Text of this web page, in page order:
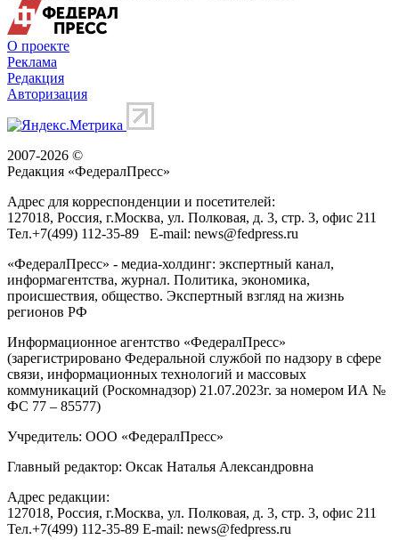
О проекте
Реклама
Редакция
Авторизация
2007-2026 ©
Редакция «ФедералПресс»
Адрес для корреспонденции и посетителей:
127018, Россия, г.Москва, ул. Полковая, д. 3, стр. 3, офис 211
Тел.+7(499) 112-35-89 E-mail: news@fedpress.ru
«ФедералПресс» - медиа-холдинг: экспертный канал,
информагентства, журнал. Политика, экономика,
происшествия, общество. Экспертный взгляд на жизнь
регионов РФ
Информационное агентство «ФедералПресс»
(зарегистрировано Федеральной службой по надзору в сфере
связи, информационных технологий и массовых
коммуникаций (Роскомнадзор) 21.07.2023г. за номером ИА №
ФС 77 – 85577)
Учредитель: ООО «ФедералПресс»
Главный редактор: Оксак Наталья Александровна
Адрес редакции:
127018, Россия, г.Москва, ул. Полковая, д. 3, стр. 3, офис 211
Тел.+7(499) 112-35-89 E-mail: news@fedpress.ru